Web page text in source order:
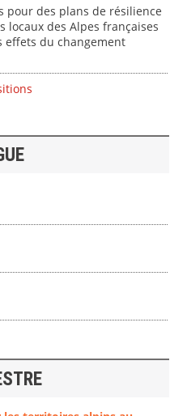
pour des plans de résilience
locaux des Alpes françaises
effets du changement